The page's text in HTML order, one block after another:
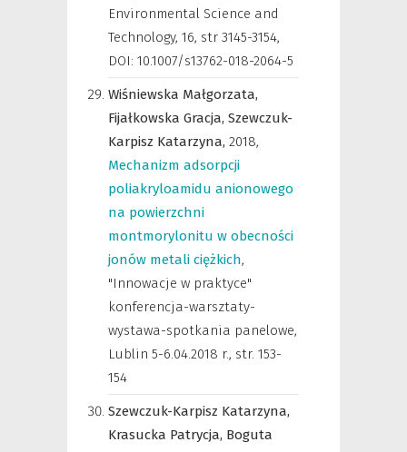
Environmental Science and
Technology, 16, str 3145-3154,
DOI: 10.1007/s13762-018-2064-5
Wiśniewska Małgorzata,
Fijałkowska Gracja, Szewczuk-
Karpisz Katarzyna, 2018,
Mechanizm adsorpcji
poliakryloamidu anionowego
na powierzchni
montmorylonitu w obecności
jonów metali ciężkich,
"Innowacje w praktyce"
konferencja-warsztaty-
wystawa-spotkania panelowe,
Lublin 5-6.04.2018 r., str. 153-
154
Szewczuk-Karpisz Katarzyna,
Krasucka Patrycja, Boguta